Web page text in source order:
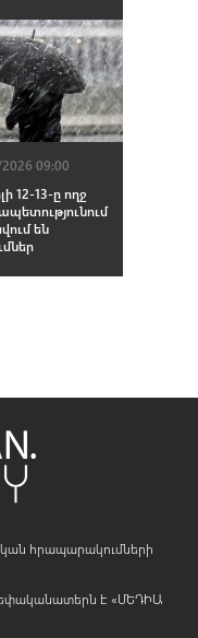
09:00
12-13-ը ողջ
են
հրապարակումների
է «ՄԵԴԻԱ